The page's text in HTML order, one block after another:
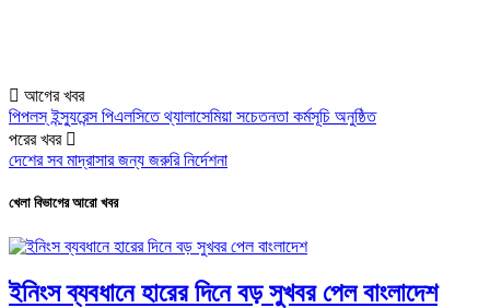
আগের খবর
পিপলস্ ইন্স্যুরেন্স পিএলসিতে থ্যালাসেমিয়া সচেতনতা কর্মসূচি অনুষ্ঠিত
পরের খবর
দেশের সব মাদ্রাসার জন্য জরুরি নির্দেশনা
খেলা বিভাগের আরো খবর
ইনিংস ব্যবধানে হারের দিনে বড় সুখবর পেল বাংলাদেশ